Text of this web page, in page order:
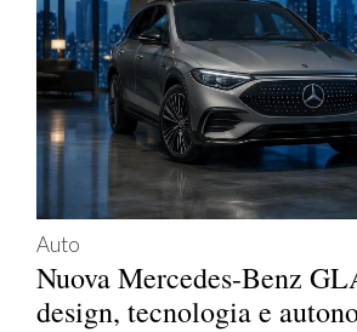
Auto
Nuova Mercedes-Benz
design, tecnologia e